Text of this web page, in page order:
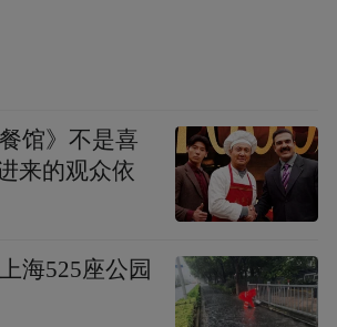
人士的盛赞，《隐者山河》也
的好评。有网友在社交网络
道：“陈其钢和郭旭锋导演可
音乐，看他的电影，让我感
我不再焦虑于如何跟上环境
馆》不是喜
来的观众依
海525座公园